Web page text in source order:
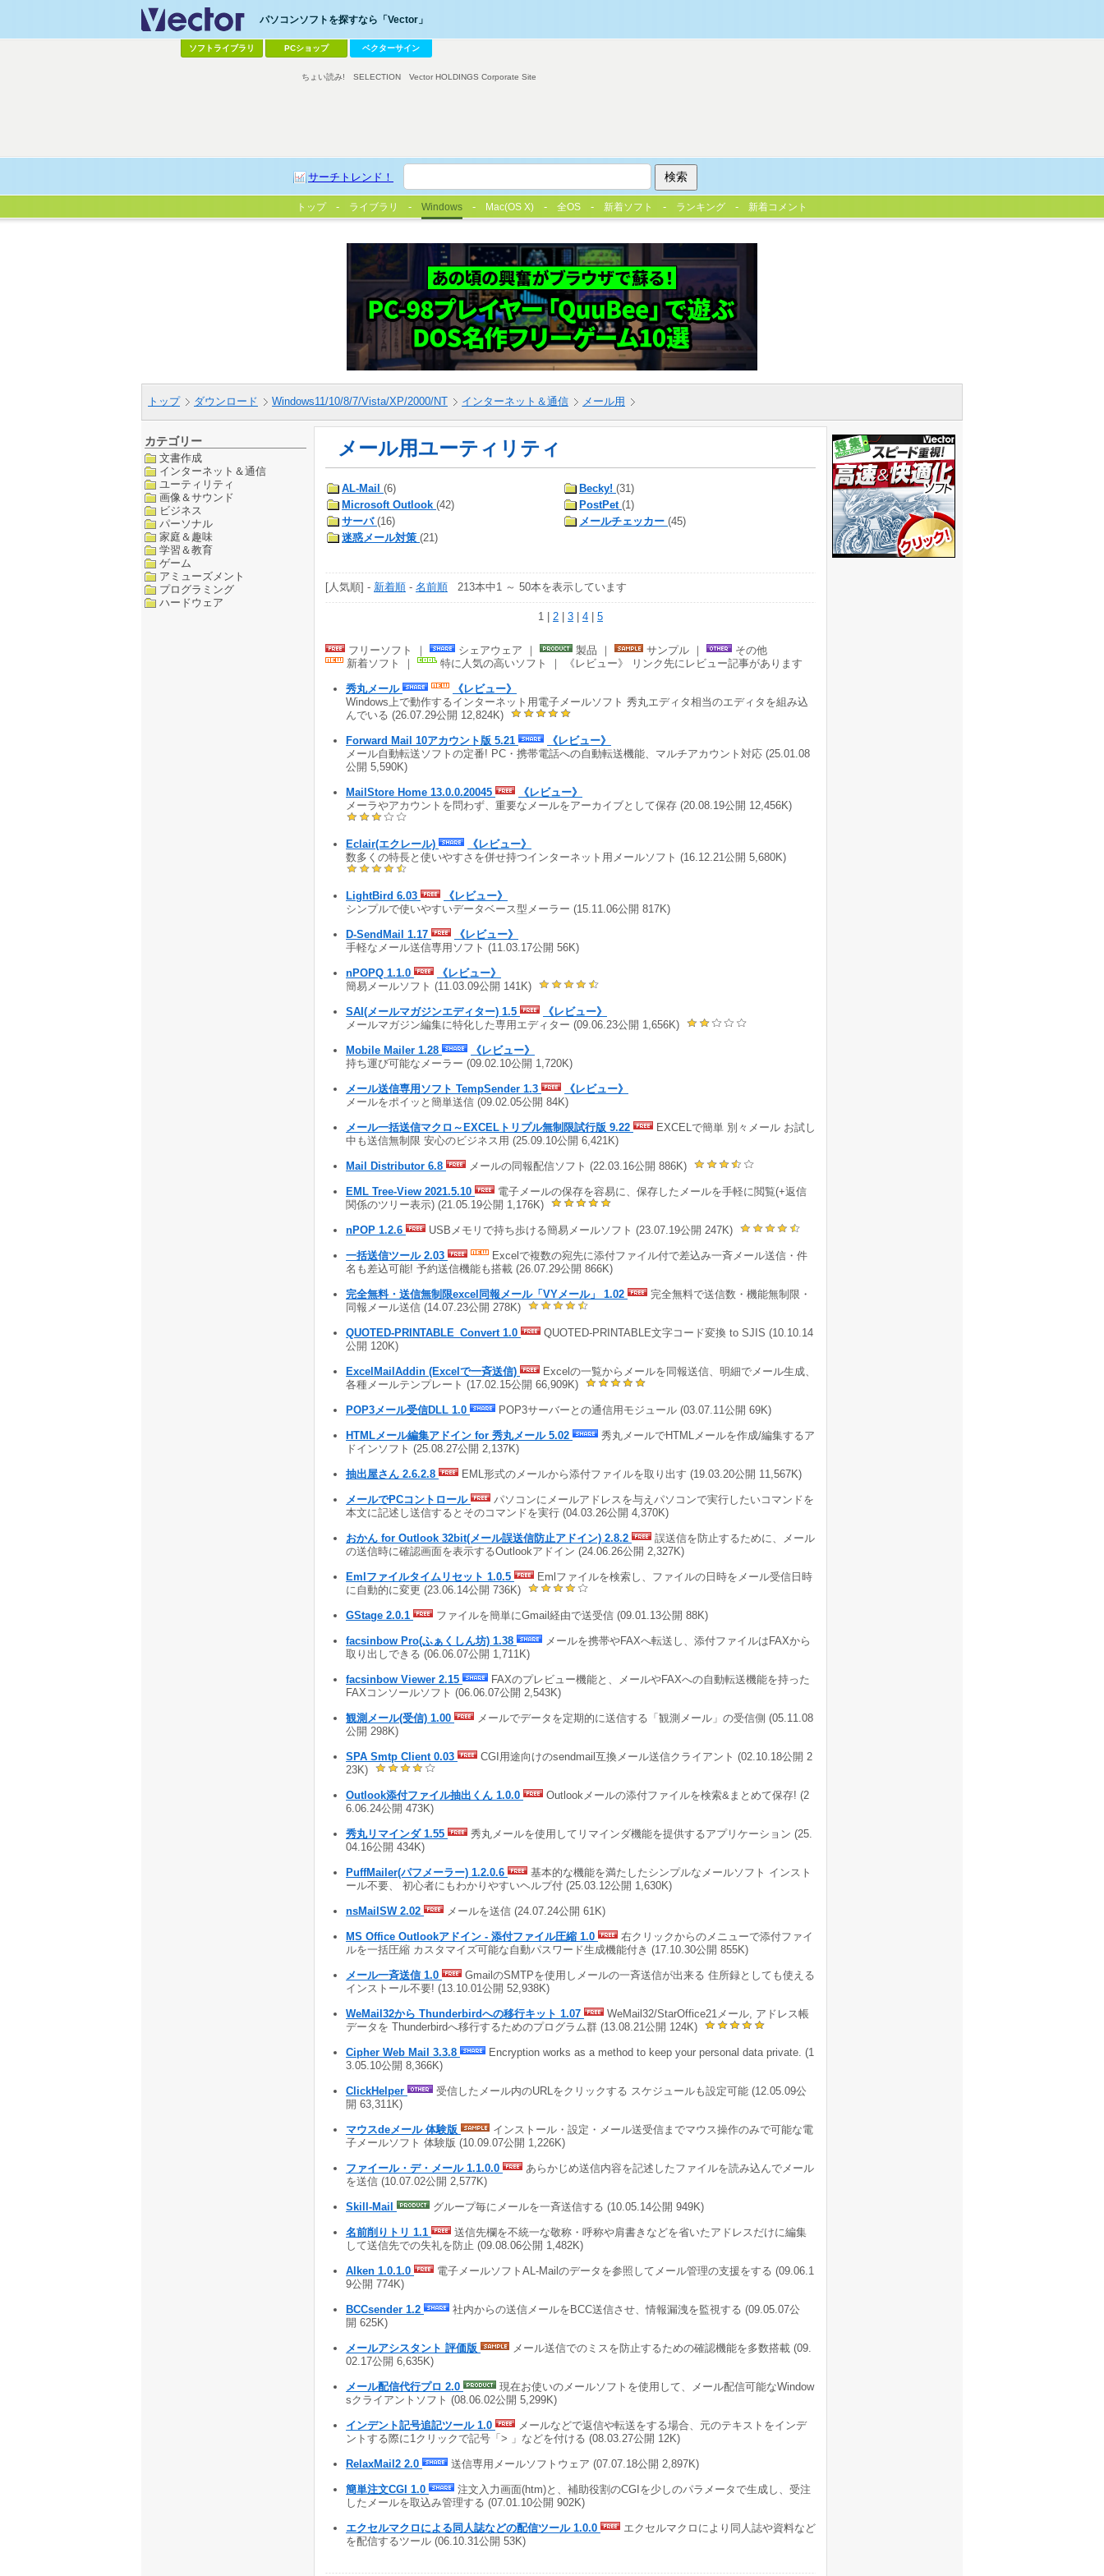
パソコンソフトを探すなら「Vector」
ソフトライブラリ PCショップ ベクターサイン
サーチトレンド！
ちょい読み! SELECTION Vector HOLDINGS Corporate Site
トップ ライブラリ Windows Mac(OS X) 全OS 新着ソフト ランキング 新着コメント
トップ ダウンロード Windows11/10/8/7/Vista/XP/2000/NT インターネット＆通信 メール用
カテゴリー
文書作成
インターネット＆通信
ユーティリティ
画像＆サウンド
ビジネス
パーソナル
家庭＆趣味
学習＆教育
ゲーム
アミューズメント
プログラミング
ハードウェア
メール用ユーティリティ
AL-Mail (6) Becky! (31)
Microsoft Outlook (42) PostPet (1)
サーバ (16) メールチェッカー (45)
迷惑メール対策 (21)
[人気順] - 新着順 - 名前順 213本中1 ～ 50本を表示しています
1 | 2 | 3 | 4 | 5
フリーソフト ｜ シェアウェア ｜ 製品 ｜ サンプル ｜
その他
新着ソフト ｜
特に人気の高いソフト ｜ 《レビュー》 リンク先にレビュー記事があります
秀丸メール
《レビュー》
Windows上で動作するインターネット用電子メールソフト 秀丸エディタ相当のエディタを組み込
んでいる (26.07.29公開 12,824K)
Forward Mail 10アカウント版 5.21
《レビュー》
メール自動転送ソフトの定番! PC・携帯電話への自動転送機能、マルチアカウント対応 (25.01.08
公開 5,590K)
MailStore Home 13.0.0.20045
《レビュー》
メーラやアカウントを問わず、重要なメールをアーカイブとして保存 (20.08.19公開 12,456K)
Eclair(エクレール)
《レビュー》
数多くの特長と使いやすさを併せ持つインターネット用メールソフト (16.12.21公開 5,680K)
LightBird 6.03
《レビュー》
シンプルで使いやすいデータベース型メーラー (15.11.06公開 817K)
D-SendMail 1.17
《レビュー》
手軽なメール送信専用ソフト (11.03.17公開 56K)
nPOPQ 1.1.0
《レビュー》
簡易メールソフト (11.03.09公開 141K)
SAI(メールマガジンエディター) 1.5
《レビュー》
メールマガジン編集に特化した専用エディター (09.06.23公開 1,656K)
Mobile Mailer 1.28
《レビュー》
持ち運び可能なメーラー (09.02.10公開 1,720K)
メール送信専用ソフト TempSender 1.3
《レビュー》
メールをポイッと簡単送信 (09.02.05公開 84K)
メール一括送信マクロ～EXCELトリプル無制限試行版 9.22
EXCELで簡単 別々メール お試し
中も送信無制限 安心のビジネス用 (25.09.10公開 6,421K)
Mail Distributor 6.8 メールの同報配信ソフト (22.03.16公開 886K)
EML Tree-View 2021.5.10
電子メールの保存を容易に、保存したメールを手軽に閲覧(+返信
関係のツリー表示) (21.05.19公開 1,176K)
nPOP 1.2.6 USBメモリで持ち歩ける簡易メールソフト (23.07.19公開 247K)
一括送信ツール 2.03
Excelで複数の宛先に添付ファイル付で差込み一斉メール送信・件
名も差込可能! 予約送信機能も搭載 (26.07.29公開 866K)
完全無料・送信無制限excel同報メール「VYメール」 1.02
完全無料で送信数・機能無制限・
同報メール送信 (14.07.23公開 278K)
QUOTED-PRINTABLE_Convert 1.0
QUOTED-PRINTABLE文字コード変換 to SJIS (10.10.14
公開 120K)
ExcelMailAddin (Excelで一斉送信)
Excelの一覧からメールを同報送信、明細でメール生成、
各種メールテンプレート (17.02.15公開 66,909K)
POP3メール受信DLL 1.0 POP3サーバーとの通信用モジュール (03.07.11公開 69K)
HTMLメール編集アドイン for 秀丸メール 5.02
秀丸メールでHTMLメールを作成/編集するア
ドインソフト (25.08.27公開 2,137K)
抽出屋さん 2.6.2.8 EML形式のメールから添付ファイルを取り出す (19.03.20公開 11,567K)
メールでPCコントロール
パソコンにメールアドレスを与えパソコンで実行したいコマンドを
本文に記述し送信するとそのコマンドを実行 (04.03.26公開 4,370K)
おかん for Outlook 32bit(メール誤送信防止アドイン) 2.8.2
誤送信を防止するために、メール
の送信時に確認画面を表示するOutlookアドイン (24.06.26公開 2,327K)
Emlファイルタイムリセット 1.0.5
Emlファイルを検索し、ファイルの日時をメール受信日時
に自動的に変更 (23.06.14公開 736K)
GStage 2.0.1 ファイルを簡単にGmail経由で送受信 (09.01.13公開 88K)
facsinbow Pro(ふぁくしん坊) 1.38
メールを携帯やFAXへ転送し、添付ファイルはFAXから
取り出しできる (06.06.07公開 1,711K)
facsinbow Viewer 2.15
FAXのプレビュー機能と、メールやFAXへの自動転送機能を持った
FAXコンソールソフト (06.06.07公開 2,543K)
観測メール(受信) 1.00
メールでデータを定期的に送信する「観測メール」の受信側 (05.11.08
公開 298K)
SPA Smtp Client 0.03
CGI用途向けのsendmail互換メール送信クライアント (02.10.18公開 2
23K)
Outlook添付ファイル抽出くん 1.0.0
Outlookメールの添付ファイルを検索&まとめて保存! (2
6.06.24公開 473K)
秀丸リマインダ 1.55
秀丸メールを使用してリマインダ機能を提供するアプリケーション (25.
04.16公開 434K)
PuffMailer(パフメーラー) 1.2.0.6
基本的な機能を満たしたシンプルなメールソフト インスト
ール不要、 初心者にもわかりやすいヘルプ付 (25.03.12公開 1,630K)
nsMailSW 2.02 メールを送信 (24.07.24公開 61K)
MS Office Outlookアドイン - 添付ファイル圧縮 1.0
右クリックからのメニューで添付ファイ
ルを一括圧縮 カスタマイズ可能な自動パスワード生成機能付き (17.10.30公開 855K)
メール一斉送信 1.0
GmailのSMTPを使用しメールの一斉送信が出来る 住所録としても使える
インストール不要! (13.10.01公開 52,938K)
WeMail32から Thunderbirdへの移行キット 1.07
WeMail32/StarOffice21メール, アドレス帳
データを Thunderbirdへ移行するためのプログラム群 (13.08.21公開 124K)
Cipher Web Mail 3.3.8
Encryption works as a method to keep your personal data private. (1
3.05.10公開 8,366K)
ClickHelper
受信したメール内のURLをクリックする スケジュールも設定可能 (12.05.09公
開 63,311K)
マウスdeメール 体験版
インストール・設定・メール送受信までマウス操作のみで可能な電
子メールソフト 体験版 (10.09.07公開 1,226K)
ファイール・デ・メール 1.1.0.0
あらかじめ送信内容を記述したファイルを読み込んでメール
を送信 (10.07.02公開 2,577K)
Skill-Mail グループ毎にメールを一斉送信する (10.05.14公開 949K)
名前削りトリ 1.1
送信先欄を不統一な敬称・呼称や肩書きなどを省いたアドレスだけに編集
して送信先での失礼を防止 (09.08.06公開 1,482K)
Alken 1.0.1.0
電子メールソフトAL-Mailのデータを参照してメール管理の支援をする (09.06.1
9公開 774K)
BCCsender 1.2
社内からの送信メールをBCC送信させ、情報漏洩を監視する (09.05.07公
開 625K)
メールアシスタント 評価版
メール送信でのミスを防止するための確認機能を多数搭載 (09.
02.17公開 6,635K)
メール配信代行プロ 2.0
現在お使いのメールソフトを使用して、メール配信可能なWindow
sクライアントソフト (08.06.02公開 5,299K)
インデント記号追記ツール 1.0
メールなどで返信や転送をする場合、元のテキストをインデ
ントする際に1クリックで記号「> 」などを付ける (08.03.27公開 12K)
RelaxMail2 2.0 送信専用メールソフトウェア (07.07.18公開 2,897K)
簡単注文CGI 1.0
注文入力画面(htm)と、補助役割のCGIを少しのパラメータで生成し、受注
したメールを取込み管理する (07.01.10公開 902K)
エクセルマクロによる同人誌などの配信ツール 1.0.0
エクセルマクロにより同人誌や資料など
を配信するツール (06.10.31公開 53K)